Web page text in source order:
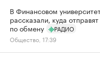
В Финансовом
рассказали, куда
по обмену
РАДИО
Общество, 17:39